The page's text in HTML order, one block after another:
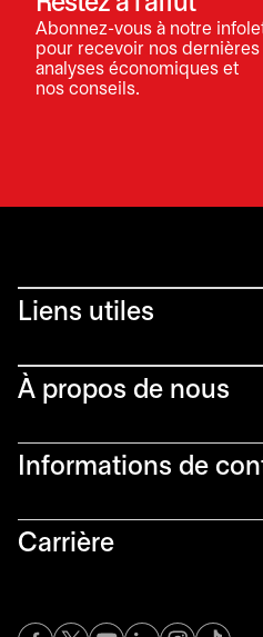
Abonnez-vous à notre
pour recevoir nos dernières
analyses économiques et
nos conseils.
Liens utiles​
À propos de nous
Informations de
Carrière